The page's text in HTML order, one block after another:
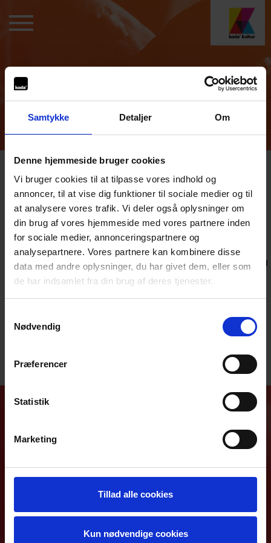
Samtykke Detaljer Om
Denne hjemmeside bruger cookies
Vi bruger cookies til at tilpasse vores indhold og
annoncer, til at vise dig funktioner til sociale medier og til
at analysere vores trafik. Vi deler også oplysninger om
din brug af vores hjemmeside med vores partnere inden
for sociale medier, annonceringspartnere og
analysepartnere. Vores partnere kan kombinere disse
data med andre oplysninger, du har givet dem, eller som
de har indsamlet fra din brug af deres tjenester.
Nødvendig
Præferencer
Statistik
Marketing
Tillad alle cookies
Kun nødvendige cookies
Forældreerklæring
De Kulturelle Midler
FORÆLDREERKLÆRING
Hvis du er under 18 år og ønsker at søge et legat under
de kulturelle midler, skal du indsende en
forældreerklæring med din ansøgning. Herunder kan du
Lautrupsgade 9
Mandag til torsdag fra 9:00 til 16:00
Fredag fra 9:00 til 15:00